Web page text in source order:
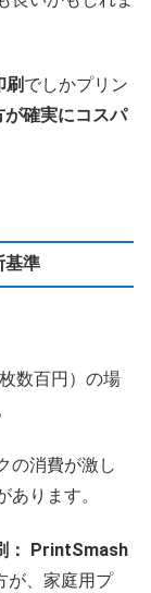
刷 でしかプリン
確実にコスパ
基準
数百円）の場
の消費が激し
ります。
PrintSmash
が、家庭用プ